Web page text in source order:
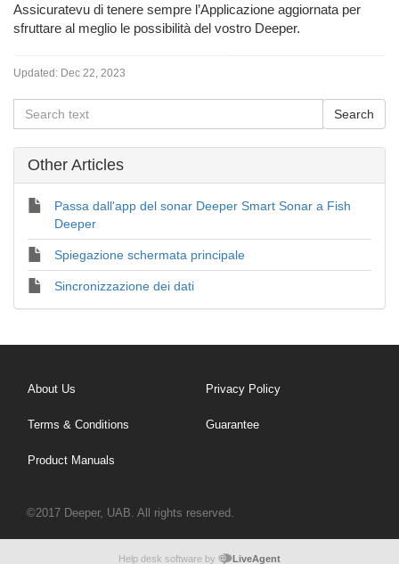
Assicuratevu di tenere sempre l’Applicazione aggiornata per
sfruttare al meglio le possibilità del vostro Deeper.
Updated: Dec 22, 2023
Other Articles
Passa dall'app del sonar Deeper Smart Sonar a Fish
Deeper
Spiegazione schermata principale
Sincronizzazione dei dati
About Us Privacy Policy
Terms & Conditions Guarantee
Product Manuals
©2017 Deeper, UAB. All rights reserved.
Help desk software by LiveAgent